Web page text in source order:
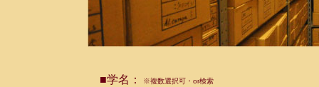
■学名： ※複数選択可・or検索